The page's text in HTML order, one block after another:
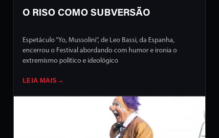
O RISO COMO SUBVERSÃO
Espetáculo “Yo, Mussolini”, de Leo Bassi, da Espanha,
encerrou o Festival abordando com humor e ironia o
extremismo político e ideológico
LEIA MAIS →